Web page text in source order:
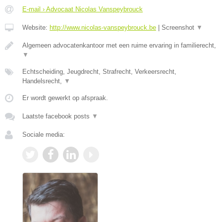
E-mail › Advocaat Nicolas Vanspeybrouck
Website: http://www.nicolas-vanspeybrouck.be Screenshot ▼
Algemeen advocatenkantoor met een ruime ervaring in familierecht,
▼
Echtscheiding, Jeugdrecht, Strafrecht, Verkeersrecht,
Handelsrecht,
▼
Er wordt gewerkt op afspraak.
Laatste facebook posts ▼
Sociale media: